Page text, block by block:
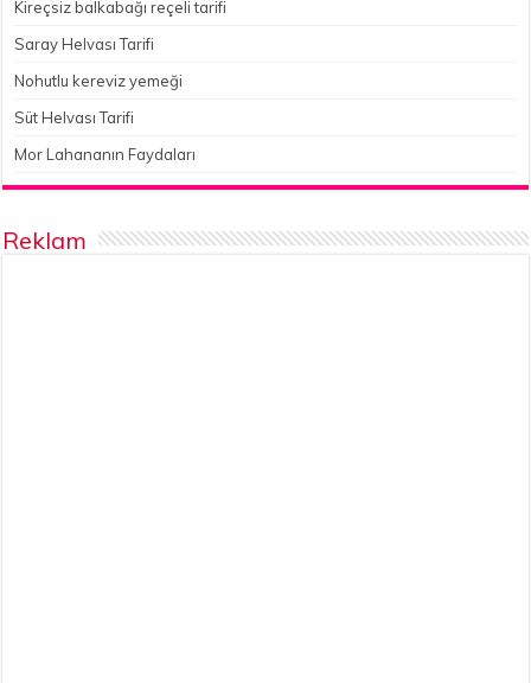
Kireçsiz balkabağı reçeli tarifi
Saray Helvası Tarifi
Nohutlu kereviz yemeği
Süt Helvası Tarifi
Mor Lahananın Faydaları
Reklam